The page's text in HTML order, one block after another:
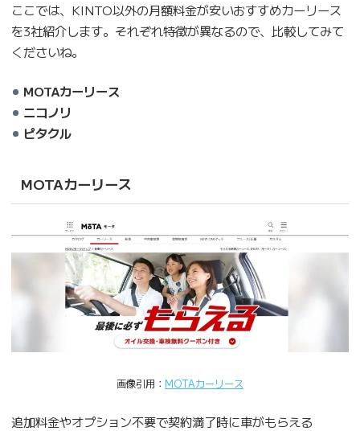
ここでは、KINTO以外の月額料金が安いおすすめカーリース
を3社紹介します。それぞれ特徴が異なるので、比較してみて
くださいね。
MOTAカーリース
ニコノリ
ピタクル
MOTAカーリース
画像引用： MOTAカーリース
追加料金やオプション不要で契約満了時に車がもらえる